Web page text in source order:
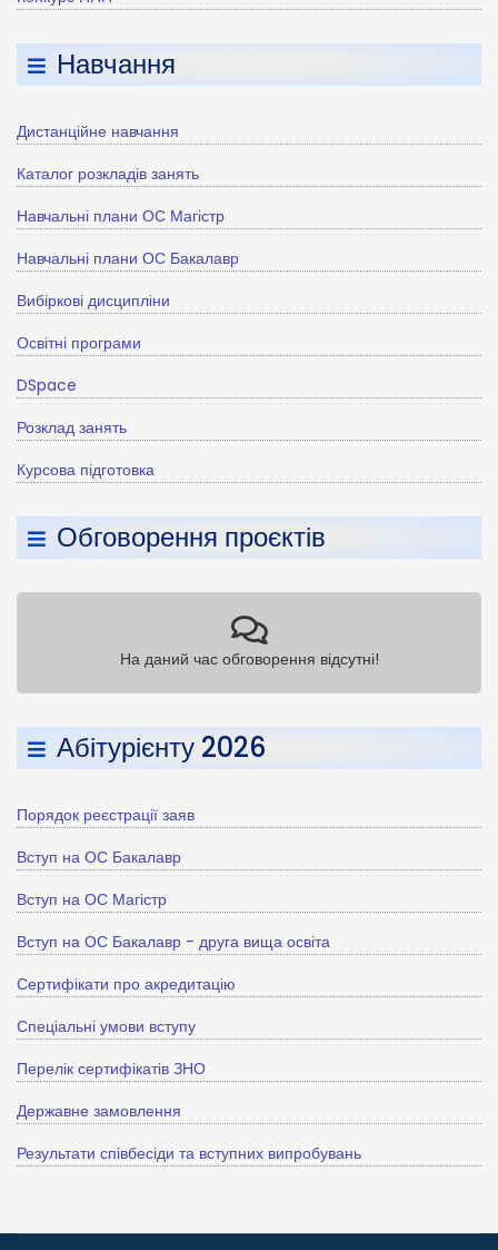
Навчання
Дистанційне навчання
Каталог розкладів занять
Навчальні плани ОС Магістр
Навчальні плани ОС Бакалавр
Вибіркові дисципліни
Освітні програми
DSpace
Розклад занять
Курсова підготовка
Обговорення проєктів
На даний час обговорення відсутні!
Абітурієнту 2026
Порядок реєстрації заяв
Вступ на ОС Бакалавр
Вступ на ОС Магістр
Вступ на ОС Бакалавр - друга вища освіта
Сертифікати про акредитацію
Спеціальні умови вступу
Перелік сертифікатів ЗНО
Державне замовлення
Результати співбесіди та вступних випробувань